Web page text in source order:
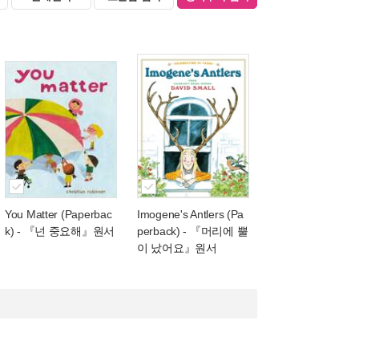
You Matter (Paperbac
k) - 『넌 중요해』원서
Imogene's Antlers (Pa
perback) - 『머리에 뿔
이 났어요』원서